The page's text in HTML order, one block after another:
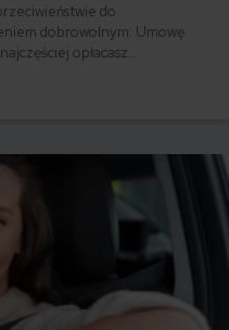
do
dobrowolnym. Umowę
opłacasz
w trakcie trwania